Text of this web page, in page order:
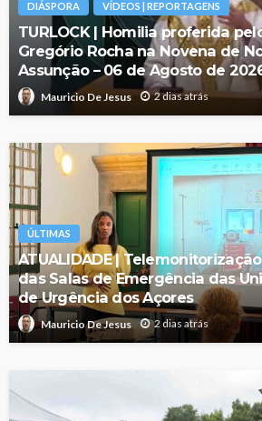
DIÁSPORA VÍDEOS | REPORTAGENS
TURLOCK | Homilia proferida
Gregório Rocha na Novena de
Assunção – 06 de Agosto de
Mauricio De Jesus 2 dias atrás
ÚLTIMAS
ATUALIDADE |
das Salas de Emergência das
de Urgência dos Açores
Mauricio De Jesus 2 dias atrás